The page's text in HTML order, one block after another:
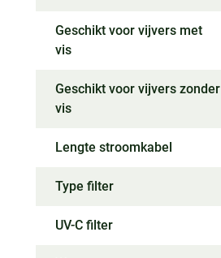
Geschikt voor vijvers met
vis
Geschikt voor vijvers zonder
vis
Lengte stroomkabel
Type filter
UV-C filter